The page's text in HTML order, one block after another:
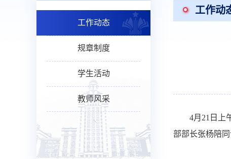
工作动态
规章制度
学生活动
教师风采
工作动
4月 21 日上
部部长张杨陪同